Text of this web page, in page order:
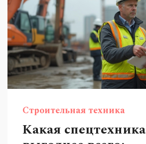
Строительная техника
Какая спецтехника